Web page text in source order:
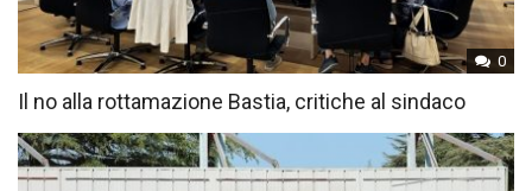
0
Il no alla rottamazione Bastia, critiche al sindaco